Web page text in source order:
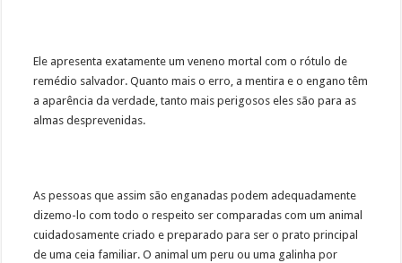
Ele apresenta exatamente um veneno mortal com o rótulo de
remédio salvador. Quanto mais o erro, a mentira e o engano têm
a aparência da verdade, tanto mais perigosos eles são para as
almas desprevenidas.
As pessoas que assim são enganadas podem adequadamente
dizemo-lo com todo o respeito ser comparadas com um animal
cuidadosamente criado e preparado para ser o prato principal
de uma ceia familiar. O animal um peru ou uma galinha por